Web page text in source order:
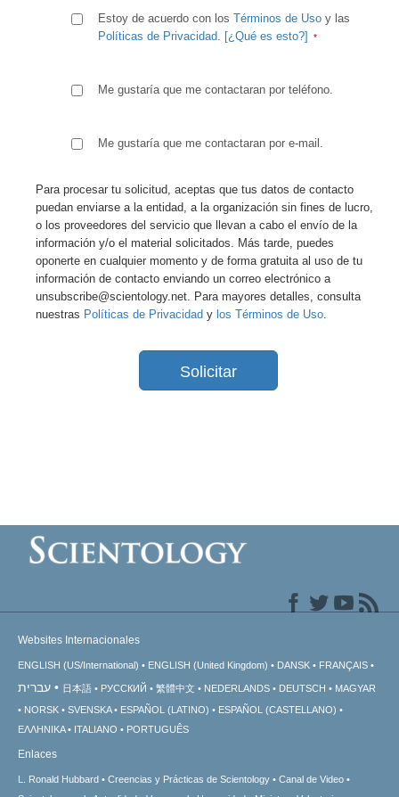
Estoy de acuerdo con los Términos de Uso y las
Políticas de Privacidad. [¿Qué es esto?]
Me gustaría que me contactaran por teléfono.
Me gustaría que me contactaran por e-mail.
Para procesar tu solicitud, aceptas que tus datos de contacto
puedan enviarse a la entidad, a la organización sin fines de lucro,
o los proveedores del servicio que llevan a cabo el envío de la
información y/o el material solicitados. Más tarde, puedes
oponerte en cualquier momento y de forma gratuita al uso de tu
información de contacto enviando un correo electrónico a
unsubscribe@scientology.net. Para mayores detalles, consulta
nuestras Políticas de Privacidad y los Términos de Uso.
Solicitar
Websites Internacionales
ENGLISH (US/International) ENGLISH (United Kingdom) DANSK FRANÇAIS
עברית 日本語 РУССКИЙ 繁體中文 NEDERLANDS DEUTSCH
MAGYAR
NORSK
SVENSKA ESPAÑOL (LATINO)
ESPAÑOL (CASTELLANO)
ΕΛΛΗΝΙΚA
ITALIANO PORTUGUÊS
Enlaces
L. Ronald Hubbard Creencias y Prácticas de Scientology
Canal de Video